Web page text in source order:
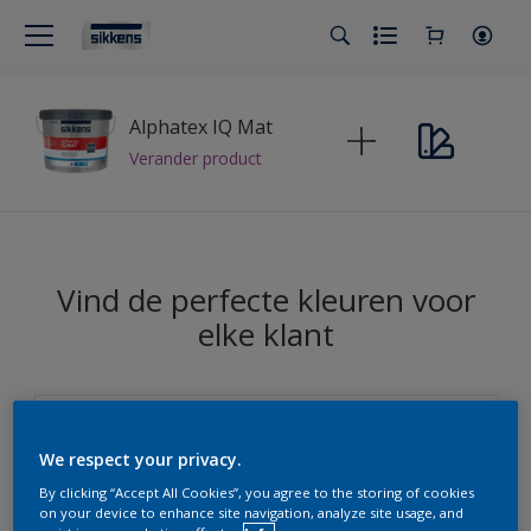
Alphatex IQ Mat
Verander product
Vind de perfecte kleuren voor
elke klant
We respect your privacy.
By clicking “Accept All Cookies”, you agree to the storing of cookies
on your device to enhance site navigation, analyze site usage, and